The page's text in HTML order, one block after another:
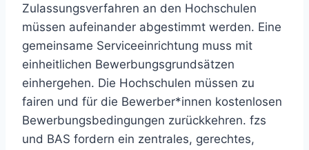
Zulassungsverfahren an den Hochschulen
müssen aufeinander abgestimmt werden. Eine
gemeinsame Serviceeinrichtung muss mit
einheitlichen Bewerbungsgrundsätzen
einhergehen. Die Hochschulen müssen zu
fairen und für die Bewerber*innen kostenlosen
Bewerbungsbedingungen zurückkehren. fzs
und BAS fordern ein zentrales, gerechtes,